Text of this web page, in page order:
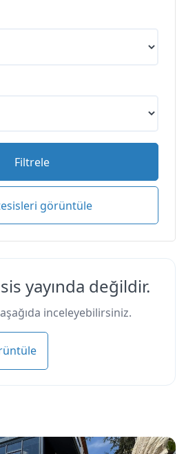
Filtrele
görüntüle
yayında değildir.
inceleyebilirsiniz.